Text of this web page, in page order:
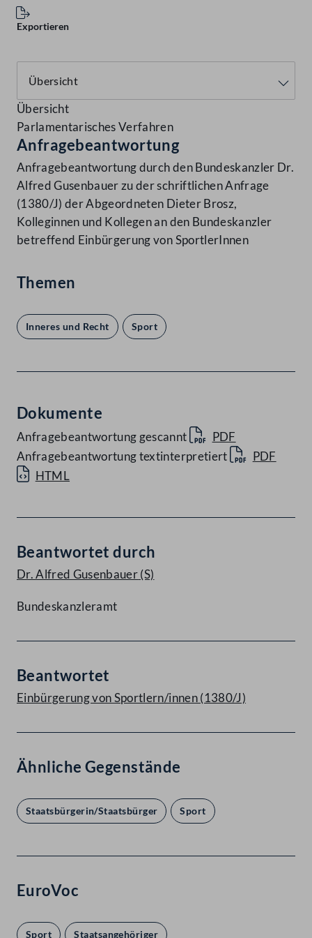
Exportieren
Übersicht
Parlamentarisches Verfahren
Anfragebeantwortung
Anfragebeantwortung durch den Bundeskanzler Dr.
Alfred Gusenbauer zu der schriftlichen Anfrage
(1380/J) der Abgeordneten Dieter Brosz,
Kolleginnen und Kollegen an den Bundeskanzler
betreffend Einbürgerung von SportlerInnen
Themen
Inneres und Recht Sport
Dokumente
Anfragebeantwortung gescannt
PDF
Anfragebeantwortung textinterpretiert
PDF
HTML
Beantwortet durch
Dr. Alfred Gusenbauer(S)
Bundeskanzleramt
Beantwortet
Einbürgerung von Sportlern/innen (1380/J)
Ähnliche Gegenstände
Staatsbürgerin/Staatsbürger Sport
EuroVoc
Sport Staatsangehöriger